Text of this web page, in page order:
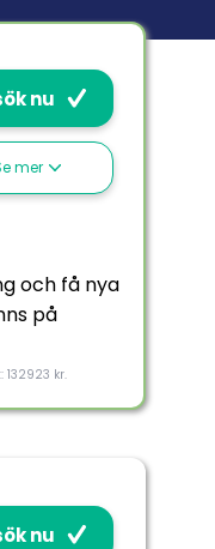
nu
mer
och få nya
på
132923 kr.
nu